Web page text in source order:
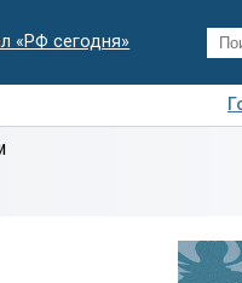
«РФ сегодня»
Деловая